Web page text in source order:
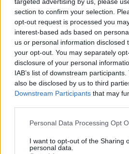
section to confirm your selection.
opt-out request is processed you
interest-based ads based on
us or personal information disclosed
your opt-out. You may separately
disclosure of your personal
IAB’s list of downstream
also be disclosed by us to third
Downstream Participants that may
Personal Data Processing Opt
I want to opt-out of the Sharing
personal data.
ΔΕΙΤΕ ΕΠΙΣΗΣ
ΣΤΗΝ ΙΔΙΑ
και
ΣΉΜΕΡΑ